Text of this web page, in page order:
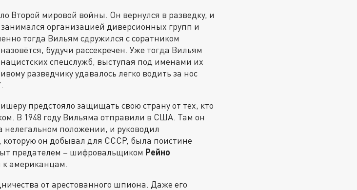
Второй мировой войны. Он вернулся в разведку, и
организацией диверсионных групп и
тогда Вильям сдружился с соратником
будучи рассекречен. Уже тогда Вильям
спецслужб, выступая под именами их
разведчику удавалось легко водить за нос
предстояло защищать свою страну от тех, кто
В 1948 году Вильяма отправили в США. Там он
положении, и руководил
он добывал для СССР, была поистине
предателем – шифровальщиком Рейно
американцам.
от арестованного шпиона. Даже его